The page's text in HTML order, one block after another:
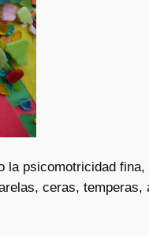
psicomotricidad
ceras,